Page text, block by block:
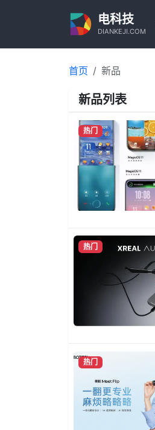
电科技
DIANKEJI.COM
首页 新品
新品列表
热门
热门
热门